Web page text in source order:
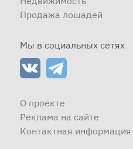
Продажа лошадей
Мы в социальных сетях
О проекте
Реклама на сайте
Контактная информация